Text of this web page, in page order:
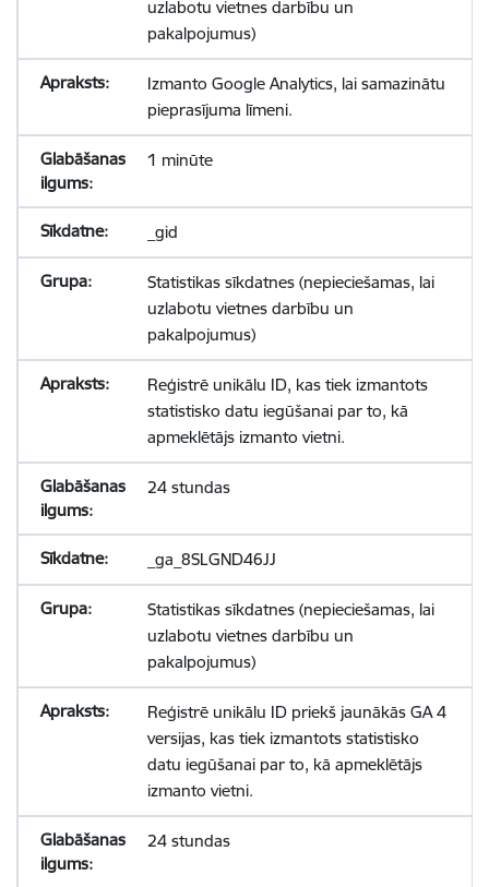
uzlabotu vietnes darbību un
pakalpojumus)
Izmanto Google Analytics, lai samazinātu
pieprasījuma līmeni.
1 minūte
_gid
Statistikas sīkdatnes (nepieciešamas, lai
uzlabotu vietnes darbību un
pakalpojumus)
Reģistrē unikālu ID, kas tiek izmantots
statistisko datu iegūšanai par to, kā
apmeklētājs izmanto vietni.
24 stundas
_ga_8SLGND46JJ
Statistikas sīkdatnes (nepieciešamas, lai
uzlabotu vietnes darbību un
pakalpojumus)
Reģistrē unikālu ID priekš jaunākās GA 4
versijas, kas tiek izmantots statistisko
datu iegūšanai par to, kā apmeklētājs
izmanto vietni.
24 stundas